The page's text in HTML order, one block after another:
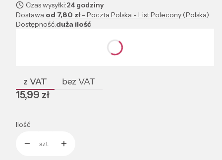
Czas wysyłki:24 godziny
Dostawa od 7,80 zł- Poczta Polska - List Polecony (Polska)
Dostępność:duża ilość
Poszczególne warianty mogą różnić się ceną
z VAT bez VAT
Cena
15,99 zł
Ilość
szt.